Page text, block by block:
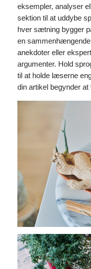
eksempler, analyser
sektion til at uddybe
hver sætning bygger
en
anekdoter eller
argumenter. Hold
til at holde læserne
din artikel begynder at